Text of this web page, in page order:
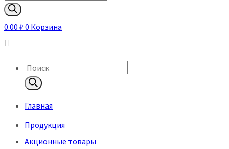
товаров
0.00 ₽ 0 Корзина
Поиск
товаров
Главная
Продукция
Акционные товары